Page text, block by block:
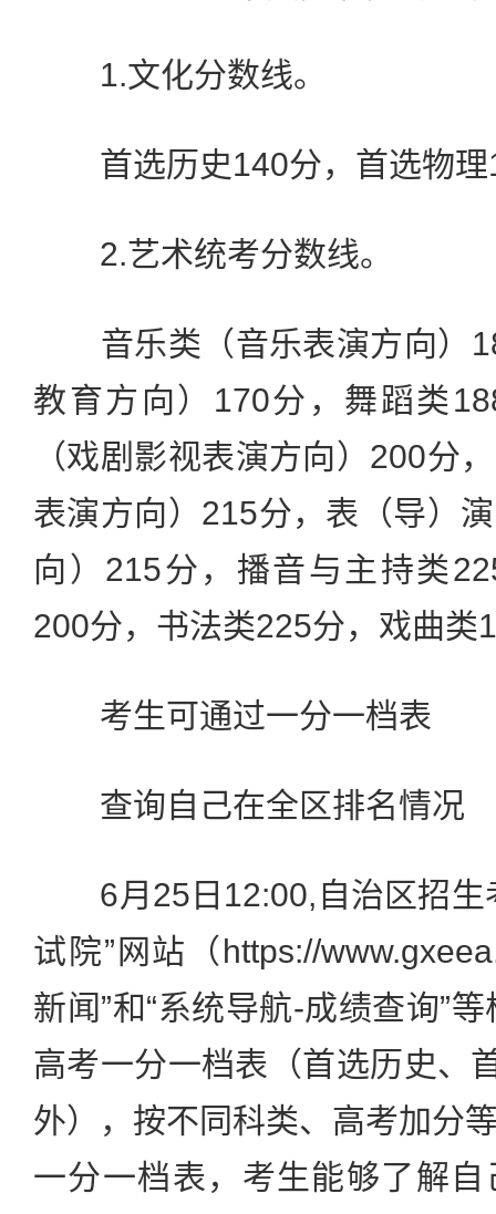
1.文化分数线。
首选历史140分，首选物理
2.艺术统考分数线。
音乐类（音乐表演方向）
教育方向）170分，舞蹈类
（戏剧影视表演方向）200分
表演方向）215分，表（导）
向）215分，播音与主持类
200分，书法类225分，戏曲类
考生可通过一分一档表
查询自己在全区排名情况
6月25日12:00,自治区招生
试院”网站（https://
新闻”和“系统导航-成绩查询”
高考一分一档表（首选历史、
外），按不同科类、高考加分
一分一档表，考生能够了解